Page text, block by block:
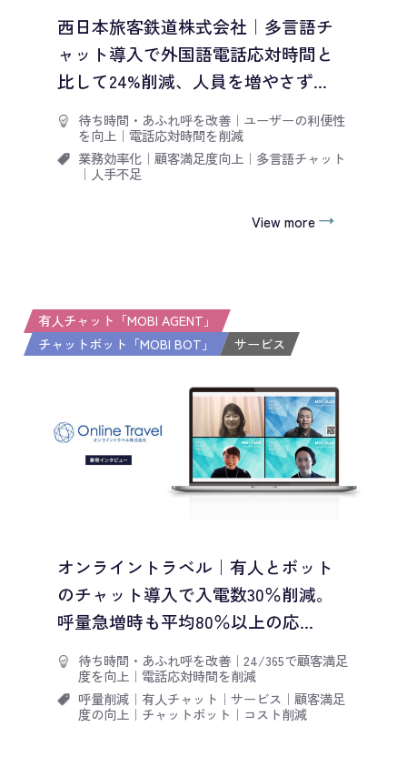
西日本旅客鉄道株式会社｜多言語チ
ャット導入で外国語電話応対時間と
比して24%削減、人員を増やさず...
待ち時間・あふれ呼を改善｜ ユーザーの利便性
を向上 ｜ 電話応対時間を削減
業務効率化｜ 顧客満足度向上 ｜ 多言語チャット
｜ 人手不足
View more
有人チャット「MOBI AGENT」
チャットボット「MOBI BOT」
サービス
オンライントラベル｜有人とボット
のチャット導入で入電数30％削減。
呼量急増時も平均80％以上の応...
待ち時間・あふれ呼を改善｜ 24/365で顧客満足
度を向上 ｜ 電話応対時間を削減
呼量削減｜ 有人チャット ｜ サービス ｜ 顧客満足
度の向上 ｜ チャットボット ｜ コスト削減